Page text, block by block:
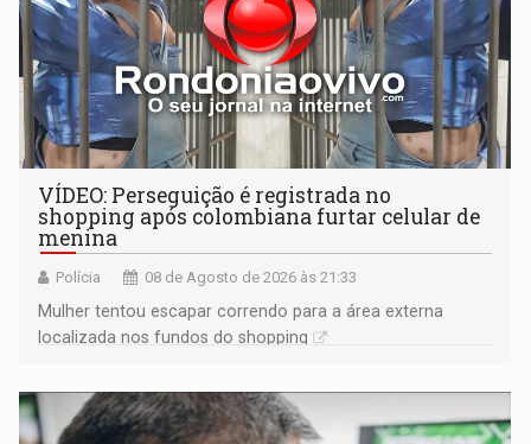
VÍDEO: Perseguição é registrada no
shopping após colombiana furtar celular de
menina
Polícia 08 de Agosto de 2026 às 21:33
Mulher tentou escapar correndo para a área externa
localizada nos fundos do shopping